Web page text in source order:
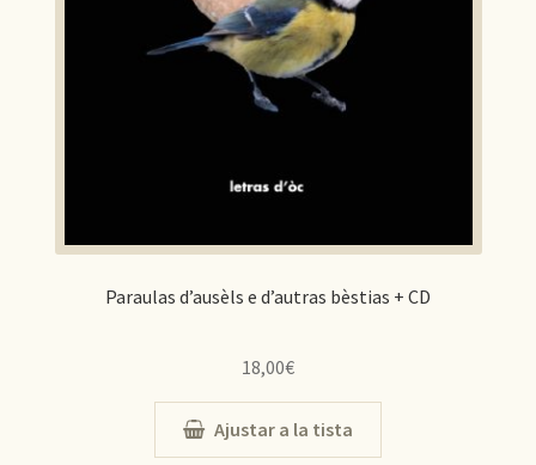
Paraulas d’ausèls e d’autras bèstias + CD
18,00€
Ajustar a la tista